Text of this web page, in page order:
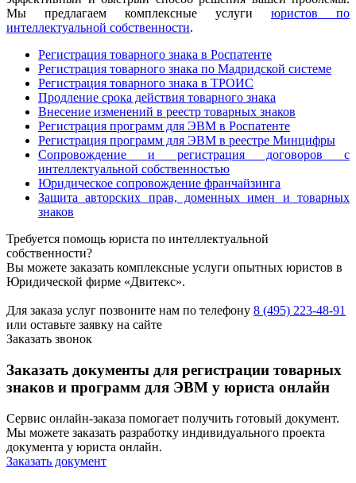
Мы предлагаем комплексные услуги юристов по
интеллектуальной собственности.
Регистрация товарного знака в Роспатенте
Регистрация товарного знака по Мадридской системе
Регистрация товарного знака в ТРОИС
Продление срока действия товарного знака
Внесение изменений в реестр товарных знаков
Регистрация программ для ЭВМ в Роспатенте
Регистрация программ для ЭВМ в реестре Минцифры
Сопровождение и регистрация договоров с
интеллектуальной собственностью
Юридическое сопровождение франчайзинга
Защита авторских прав, доменных имен и товарных
знаков
Требуется помощь юриста по интеллектуальной
собственности?
Вы можете заказать комплексные услуги опытных юристов в
Юридической фирме «Двитекс».
Для заказа услуг позвоните нам по телефону 8 (495) 223-48-91
или оставьте заявку на сайте
Заказать звонок
Заказать документы для регистрации товарных
знаков и программ для ЭВМ у юриста онлайн
Сервис онлайн-заказа помогает получить готовый документ.
Мы можете заказать разработку индивидуального проекта
документа у юриста онлайн.
Заказать документ